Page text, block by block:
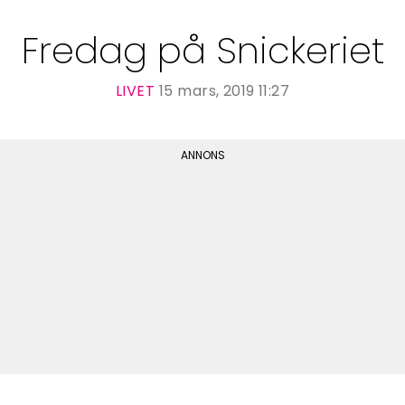
Fredag på Snickeriet
LIVET 15 mars, 2019 11:27